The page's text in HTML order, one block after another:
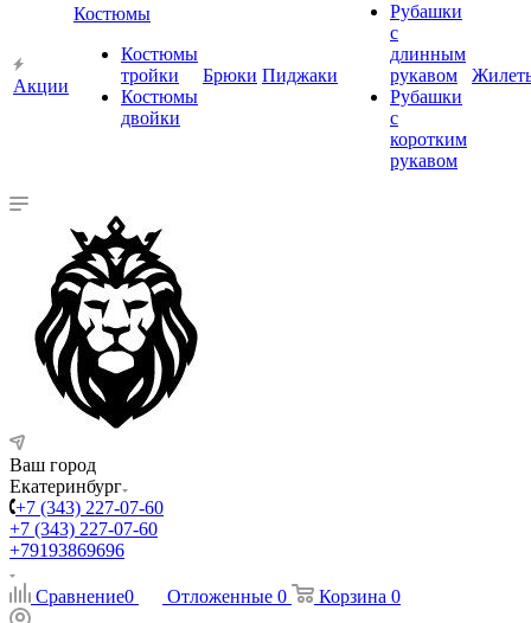
Акции
Костюмы
Костюмы
тройки
Костюмы
двойки
Брюки Пиджаки
Рубашки
с
длинным
рукавом
Рубашки
с
коротким
рукавом
Ваш город
Екатеринбург
+7 (343) 227-07-60
+7 (343) 227-07-60
+79193869696
Сравнение0 Отложенные 0 Корзина 0